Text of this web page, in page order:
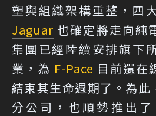
塑與組織架構重整，四
Jaguar 也確定將走向純
集團已經陸續安排旗下
業，為 F-Pace 目前還在
結束其生命週期了。為此
分公司，也順勢推出了